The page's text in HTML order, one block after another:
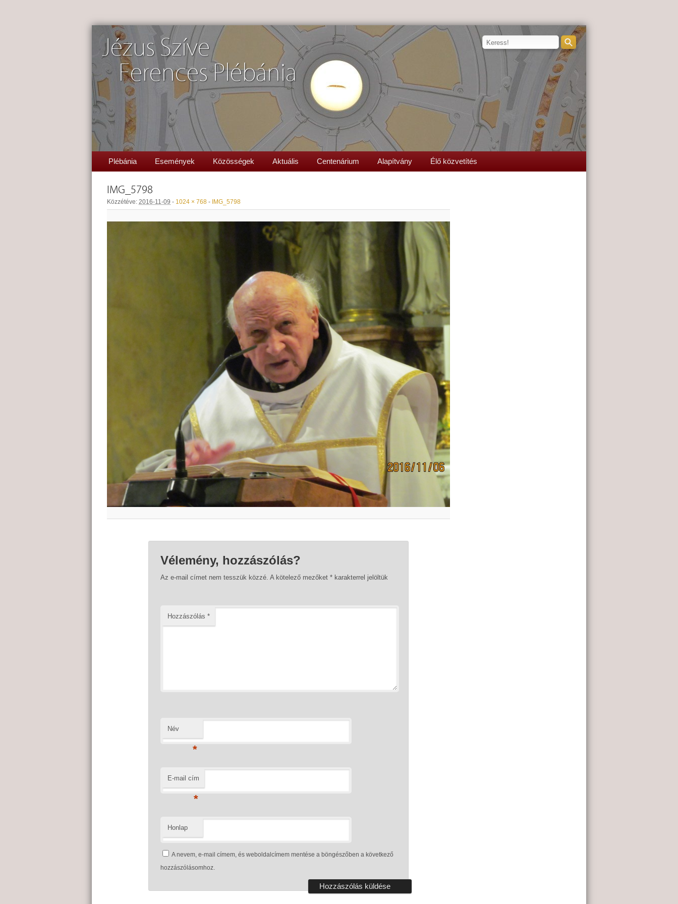
Jézus Szíve
Ferences Plébánia
Plébánia Események Közösségek Aktuális Centenárium Alapítvány Élő közvetítés
IMG_5798
Közzétéve: 2016-11-09 - 1024 × 768 - IMG_5798
Vélemény, hozzászólás?
Az e-mail címet nem tesszük közzé. A kötelező mezőket *karakterrel jelöltük
Hozzászólás *
Név
*
E-mail cím
*
Honlap
A nevem, e-mail címem, és weboldalcímem mentése a böngészőben a következő
hozzászólásomhoz.